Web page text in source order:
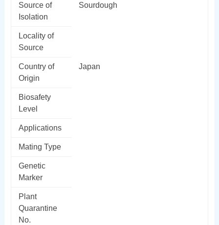
Source of
Isolation
Sourdough
Locality of
Source
Country of
Origin
Japan
Biosafety
Level
Applications
Mating Type
Genetic
Marker
Plant
Quarantine
No.